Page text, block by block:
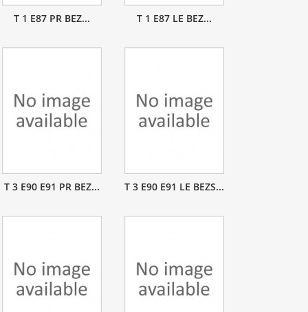
T 1 E87 PR BEZ... T 1 E87 LE BEZ...
T 3 E90 E91 PR BEZ... T 3 E90 E91 LE BEZS...